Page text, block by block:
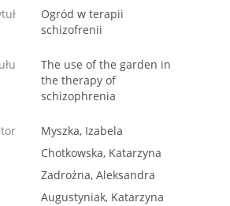
Ogród w terapii
schizofrenii
The use of the garden in
the therapy of
schizophrenia
Myszka, Izabela
Chotkowska, Katarzyna
Zadrożna, Aleksandra
Augustyniak, Katarzyna